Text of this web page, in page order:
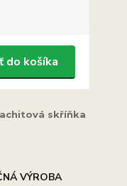
do košíka
skříňka
VÝROBA